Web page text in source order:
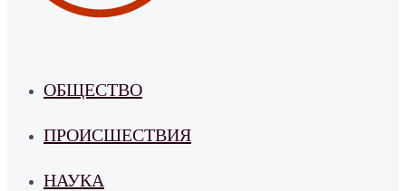
ОБЩЕСТВО
ПРОИСШЕСТВИЯ
НАУКА